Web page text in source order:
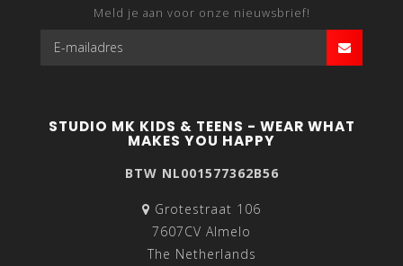
Meld je aan voor onze nieuwsbrief!
STUDIO MK KIDS & TEENS - WEAR WHAT
MAKES YOU HAPPY
BTW NL001577362B56
Grotestraat 106
7607CV Almelo
The Netherlands